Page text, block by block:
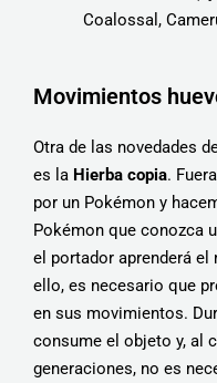
Coalossal,
Movimientos
Otra de las novedades
es la Hierba copia.
por un Pokémon y
Pokémon que conozca
el portador aprenderá
ello, es necesario que
en sus movimientos.
consume el objeto y, al
generaciones, no es